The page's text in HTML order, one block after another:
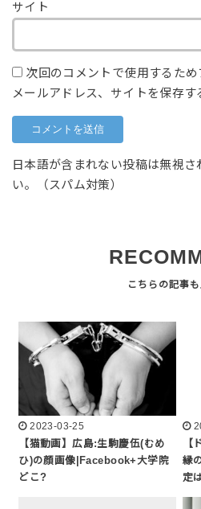
サイト
次回のコメントで使用するため
メールアドレス、サイトを保存す
日本語が含まれない投稿は無視
い。（スパム対策）
2023-03-25
【猫動画】広島:生駒慶伍(むめ
ひ)の顔画像|Facebook+大学院
どこ?
【
縁
定